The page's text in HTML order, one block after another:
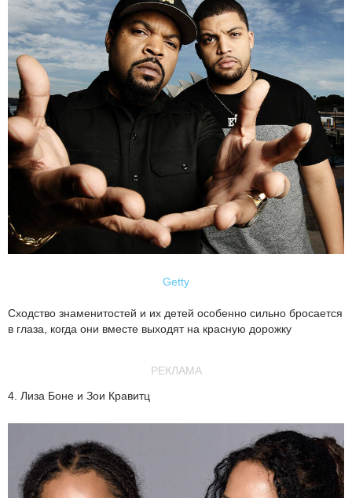
Getty
Сходство знаменитостей и их детей особенно сильно бросается
в глаза, когда они вместе выходят на красную дорожку
РЕКЛАМА
4. Лиза Боне и Зои Кравитц